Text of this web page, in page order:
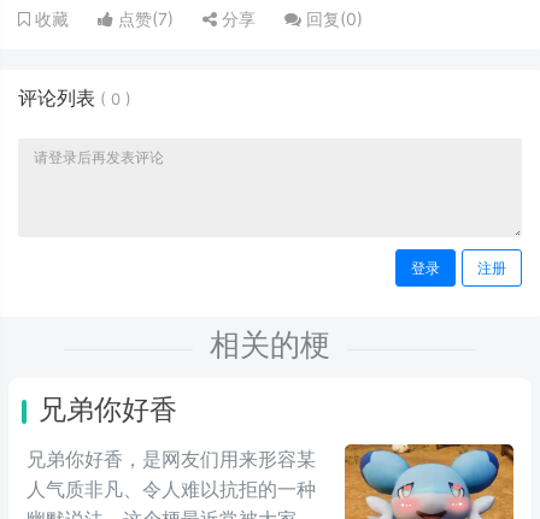
收藏 点赞(7) 分享 回复(0)
评论列表 ( 0 )
登录 注册
相关的梗
兄弟你好香
兄弟你好香，是网友们用来形容某
人气质非凡、令人难以抗拒的一种